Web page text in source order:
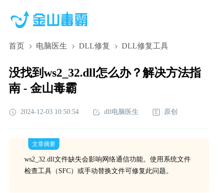
首页 电脑医生 DLL修复 DLL修复工具
没找到ws2_32.dll怎么办？解决方法指
南 - 金山毒霸
2024-12-03 10:50:54 dll电脑医生 原创
文章摘要
ws2_32.dll文件缺失会影响网络通信功能。使用系统文件
检查工具（SFC）或手动替换文件可修复此问题。